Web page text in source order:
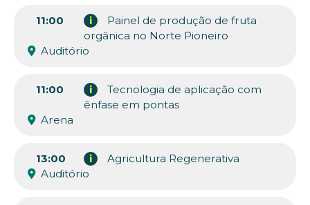
11:00 i
Painel de produção de fruta
orgânica no Norte Pioneiro
Auditório
11:00 i
Tecnologia de aplicação com
ênfase em pontas
Arena
13:00 i
Agricultura Regenerativa
Auditório